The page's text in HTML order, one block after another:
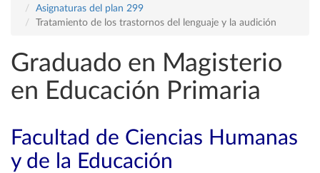
Asignaturas del plan 299
Tratamiento de los trastornos del lenguaje y la audición
Graduado en Magisterio
en Educación Primaria
Facultad de Ciencias Humanas
y de la Educación